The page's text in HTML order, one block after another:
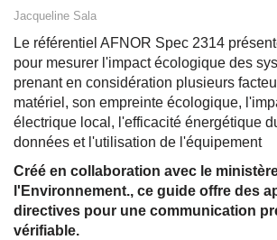
Jacqueline Sala
Le référentiel AFNOR Spec 2314
pour mesurer l'impact écologique des
prenant en considération plusieurs
matériel, son empreinte écologique,
électrique local, l'efficacité énergétique
données et l'utilisation de l'équipement
Créé en collaboration avec le
l'Environnement., ce guide offre des
directives pour une communication
vérifiable.